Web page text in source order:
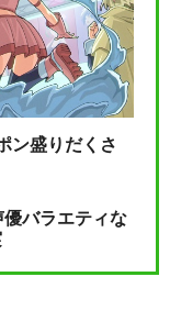
ン盛りだくさ
バラエティな